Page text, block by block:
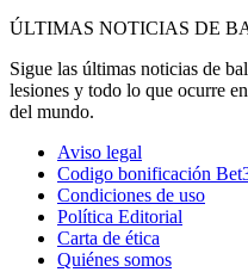
ÚLTIMAS NOTICIAS DE
Sigue las últimas noticias de
lesiones y todo lo que ocurre
del mundo.
Aviso legal
Codigo bonificación
Condiciones de uso
Política Editorial
Carta de ética
Quiénes somos